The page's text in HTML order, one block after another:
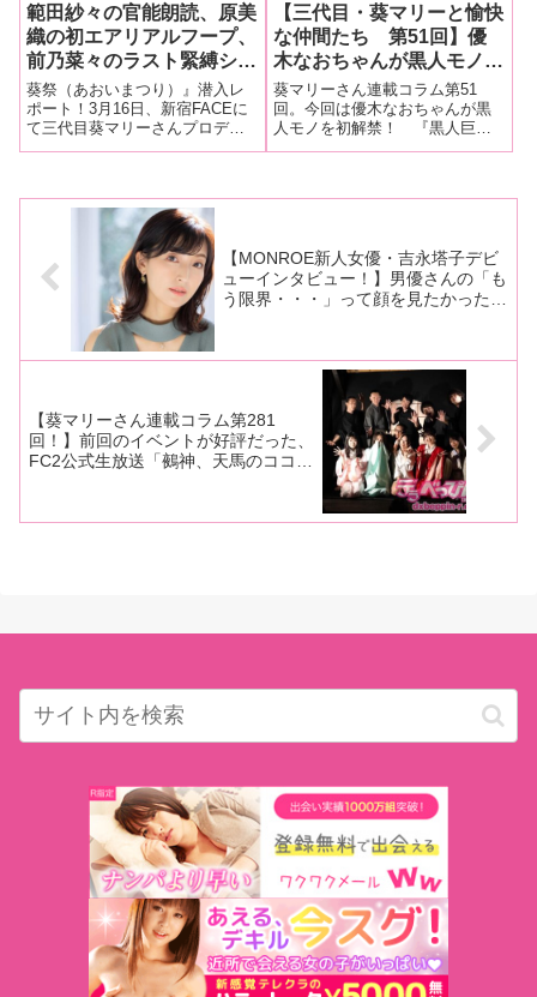
範田紗々の官能朗読、原美
織の初エアリアルフープ、
前乃菜々のラスト緊縛ショ
ーetc……豪華絢爛のスペ
シャルイベント、三代目葵
マリープロデュース『葵祭
（あおいまつり）』潜入レ
葵祭（あおいまつり）』潜入レ
ポート！3月16日、新宿FACEに
て三代目葵マリーさんプロデュ
ースによる『葵祭（あおいまつ
ルイベントの幕開けに、「つい
に来たー！！」とマリーさんも
【三代目・葵マリーと愉快
な仲間たち 第51回】優
木なおちゃんが黒人モノを
初解禁！ 『黒人巨大マラ
犯●れた日本人熟女 壊れて
いく夫婦関係…不況下で働
く人妻に襲いかかる 陵
場を大量画像でレポート！
葵マリーさん連載コラム第51
回。今回は優木なおちゃんが黒
人モノを初解禁！ 『黒人巨大
マラ 犯●れた日本人熟女 壊れて
黒人解禁作品！！】 優木なお』
【MONROE新人女優・吉永塔子デビ
ューインタビュー！】男優さんの「も
う限界・・・」って顔を見たかったん
どうなるんだろう」って思ったんです
【葵マリーさん連載コラム第281
回！】前回のイベントが好評だった、
FC2公式生放送「鵺神、天馬のココだ
をレポート！